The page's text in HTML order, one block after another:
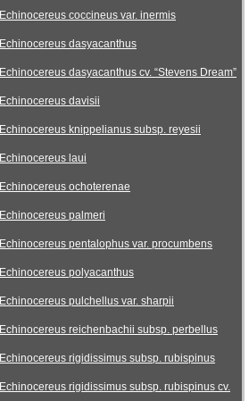
Echinocereus coccineus var. inermis
Echinocereus dasyacanthus
Echinocereus dasyacanthus cv. “Stevens Dream”
Echinocereus davisii
Echinocereus knippelianus subsp. reyesii
Echinocereus laui
Echinocereus ochoterenae
Echinocereus palmeri
Echinocereus pentalophus var. procumbens
Echinocereus polyacanthus
Echinocereus pulchellus var. sharpii
Echinocereus reichenbachii subsp. perbellus
Echinocereus rigidissimus subsp. rubispinus
Echinocereus rigidissimus subsp. rubispinus cv.